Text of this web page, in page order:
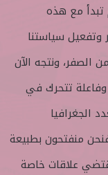
تبدأ مع هذه
سياستنا
الصفر، ونتجه الآن
تتحرك في
الجغرافيا
منفتحون بطبيعة
علاقات خاصة